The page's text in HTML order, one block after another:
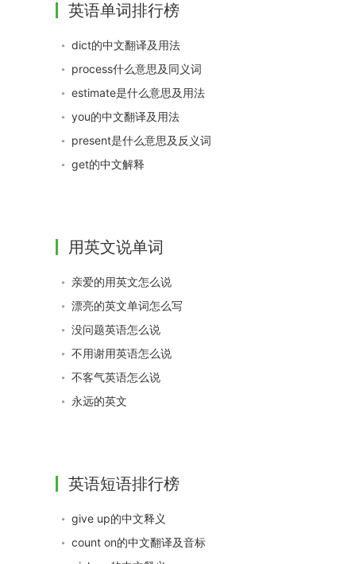
英语单词排行榜
dict的中文翻译及用法
process什么意思及同义词
estimate是什么意思及用法
you的中文翻译及用法
present是什么意思及反义词
get的中文解释
用英文说单词
亲爱的用英文怎么说
漂亮的英文单词怎么写
没问题英语怎么说
不用谢用英语怎么说
不客气英语怎么说
永远的英文
英语短语排行榜
give up的中文释义
count on的中文翻译及音标